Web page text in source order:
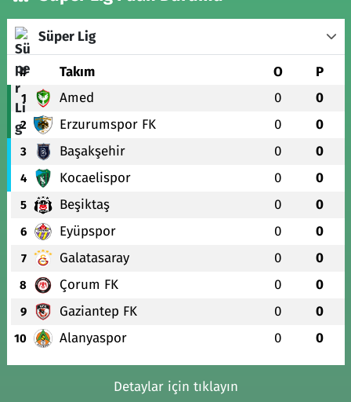
Süper Lig
# Takım O P
1 Amed 0 0
2 Erzurumspor FK 0 0
3 Başakşehir 0 0
4 Kocaelispor 0 0
5 Beşiktaş 0 0
6 Eyüpspor 0 0
7 Galatasaray 0 0
8 Çorum FK 0 0
9 Gaziantep FK 0 0
10 Alanyaspor 0 0
Detaylar için tıklayın